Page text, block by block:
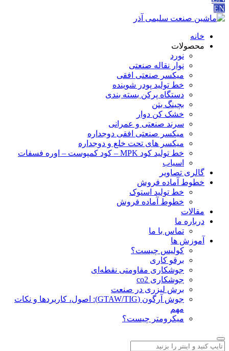
EN
خانه
محصولات
نورد
نوار نقاله صنعتی
ميكسر صنعتی افقی
خط تولید پودر شوينده
دستگاه پرکن بسته بندی
بچينگ بتن
خشک کن دوار
سرند صنعتی و عمرانی
میکسر صنعتی افقی دوجداره
میکسر های تحت خلع و دوجداره
خط تولید کود MPK – کود کمپوست – اوره فسفات
اسیاب
گالری تصاویر
خطوط آماده فروش
خط تولید استوک
خطوط آماده فروش
مقالات
درباره ما
تماس با ما
آموزش ها
کولیس چیست؟
برقو کاری
جوشکاری مقاومتی نقطه‌ای
جوشکاری co2
برش لیزری در صنعت
جوش آرگون (GTAW/TIG): اصول، کاربردها و نکات
مهم
میکرومتر چیست؟